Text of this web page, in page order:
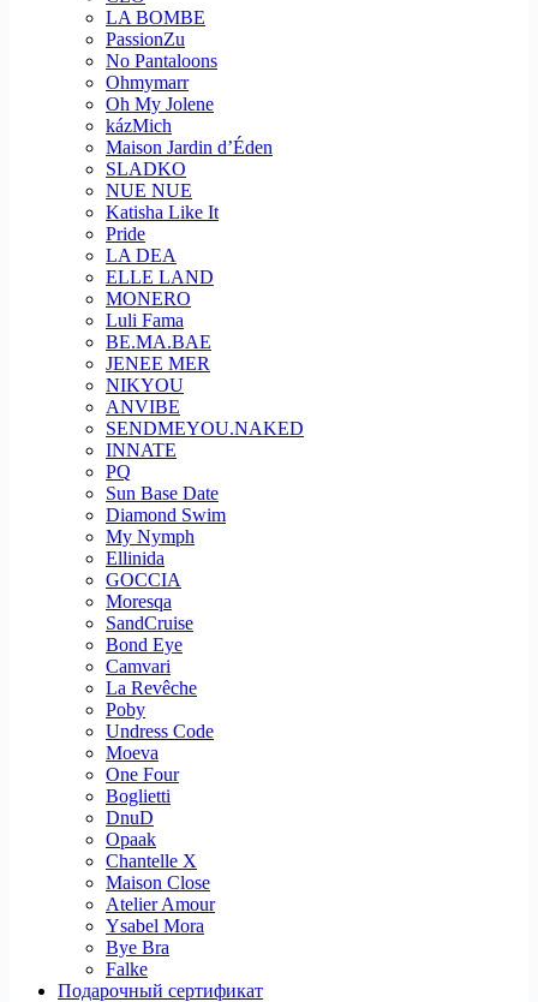
LA BOMBE
PassionZu
No Pantaloons
Ohmymarr
Oh My Jolene
kázMich
Maison Jardin d’Éden
SLADKO
NUE NUE
Katisha Like It
Pride
LA DEA
ELLE LAND
MONERO
Luli Fama
BE.MA.BAE
JENEE MER
NIKYOU
ANVIBE
SENDMEYOU.NAKED
INNATE
PQ
Sun Base Date
Diamond Swim
My Nymph
Ellinida
GOCCIA
Moresqa
SandCruise
Bond Eye
Camvari
La Revêche
Poby
Undress Code
Moeva
One Four
Boglietti
DnuD
Opaak
Chantelle X
Maison Close
Atelier Amour
Ysabel Mora
Bye Bra
Falke
Подарочный сертификат